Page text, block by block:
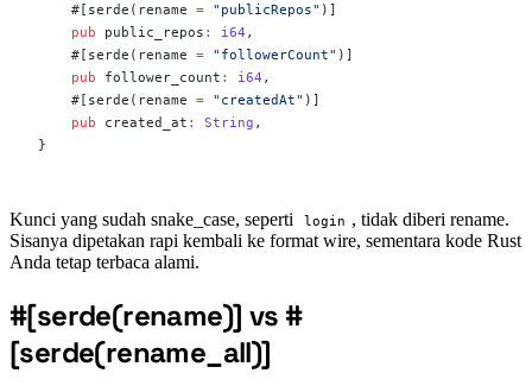
    #[serde(rename
= "publicRepos" )]
    pub
public_repos : i64 ,
    #[serde(rename
= "followerCount" )]
    pub
follower_count : i64 ,
    #[serde(rename
= "createdAt" )]
    pub
created_at : String ,
}
Kunci yang sudah snake_case, seperti login , tidak diberi rename.
Sisanya dipetakan rapi kembali ke format wire, sementara kode Rust
Anda tetap terbaca alami.
#
#[serde(rename)] vs #
[serde(rename_all)]